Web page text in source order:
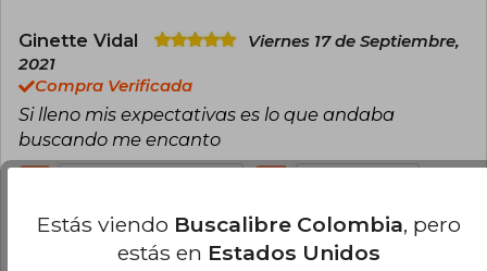
Ginette Vidal
Viernes 17 de Septiembre,
2021
Compra Verificada
Si lleno mis expectativas es lo que andaba
buscando me encanto
María Victoria Reyes Ortiz
Estás viendo Buscalibre Colombia, pero
estás en Estados Unidos